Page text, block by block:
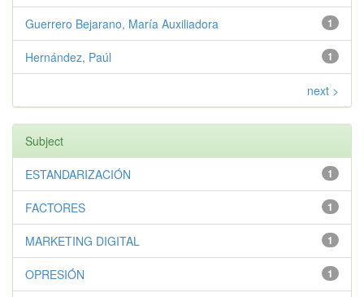
1
Guerrero Bejarano, María Auxiliadora
1
Hernández, Paúl
next >
Subject
1
ESTANDARIZACIÓN
1
FACTORES
1
MARKETING DIGITAL
1
OPRESIÓN